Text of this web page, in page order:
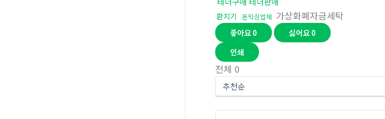
환치기 돈믹싱업체 가상화폐자금세탁
좋아요0 싫어요0
인쇄
전체 0